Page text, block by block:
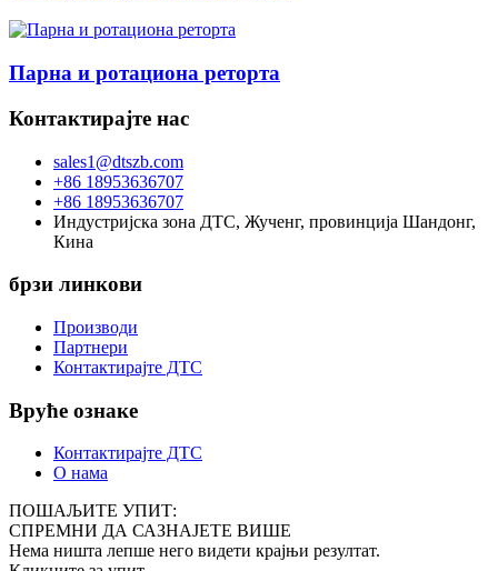
Парна и ротациона реторта
Контактирајте нас
sales1@dtszb.com
+86 18953636707
+86 18953636707
Индустријска зона ДТС, Жученг, провинција Шандонг,
Кина
брзи линкови
Производи
Партнери
Контактирајте ДТС
Вруће ознаке
Контактирајте ДТС
О нама
ПОШАЉИТЕ УПИТ:
СПРЕМНИ ДА САЗНАЈЕТЕ ВИШЕ
Нема ништа лепше него видети крајњи резултат.